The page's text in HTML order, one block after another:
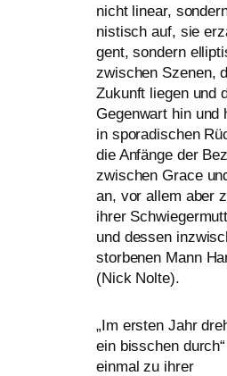
nicht line­ar,
nis­tisch auf, sie
gent, son­dern
zwi­schen Szenen,
Zukunft lie­gen und
Gegenwart hin und
in spo­ra­di­schen
die Anfänge der
zwi­schen Grace
an, vor allem aber
ihrer
und des­sen
stor­be­nen Mann
(Nick Nolte).
„Im ers­ten Jahr
ein biss­chen
ein­mal zu ihrer